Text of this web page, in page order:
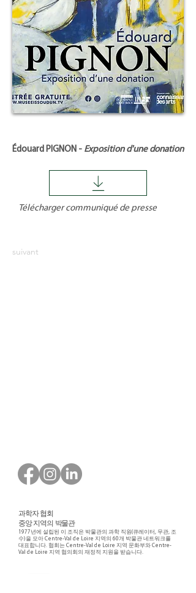
Édouard PIGNON - Exposition d'une donation
Télécharger communiqué de presse
suivant
과학자 협회
중앙 지역의 박물관
1977년에 설립된 이 조직은 박물관의 과학 직원(큐레이터, 무관, 조
수)을 모아 Centre-Val de Loire 지역의 60개 박물관 네트워크를
대표합니다. 협회는 Centre-Val de Loire 지역 문화부와 Centre-
Val de Loire 지역 협의회의 재정적 지원을 받습니다.